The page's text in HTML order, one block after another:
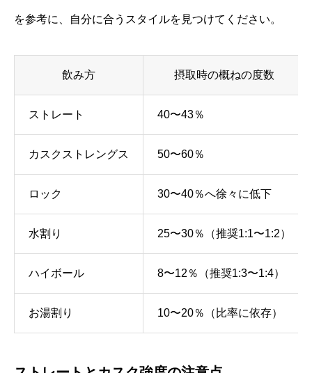
を参考に、自分に合うスタイルを見つけてください。
飲み方 摂取時の概ねの度数
ストレート 40〜43％
カスクストレングス 50〜60％
ロック 30〜40％へ徐々に低下
水割り 25〜30％（推奨1:1〜1:2）
ハイボール 8〜12％（推奨1:3〜1:4）
お湯割り 10〜20％（比率に依存）